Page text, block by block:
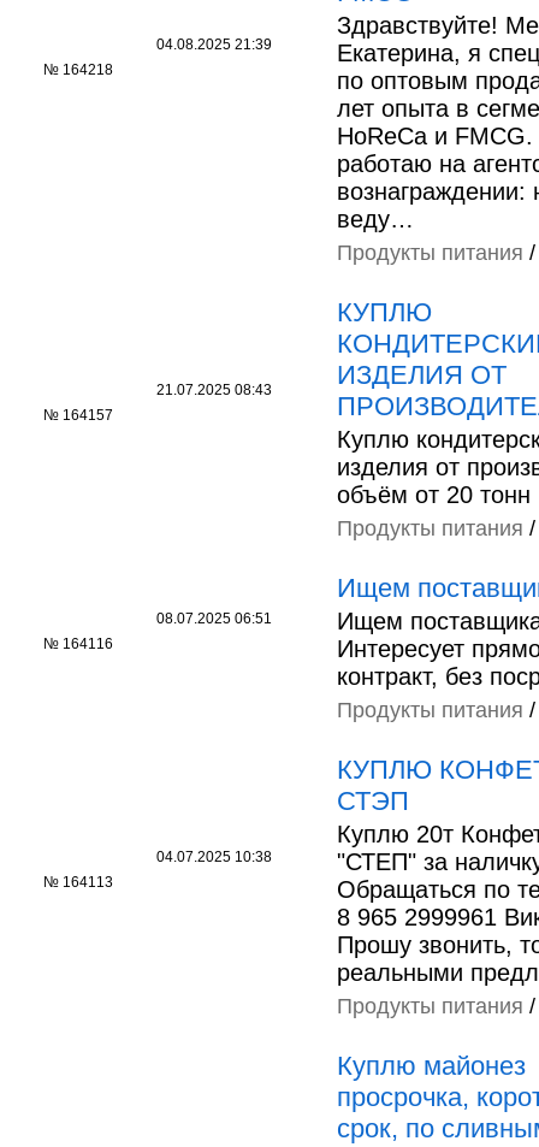
№ 164218
04.08.2025 21:39
Здравствуйте!
Екатерина, я
по оптовым
лет опыта в
HoReCa и
работаю на
вознаграждении:
веду…
Продукты питания
№ 164157
21.07.2025 08:43
КУПЛЮ
ИЗДЕЛИЯ ОТ
Куплю
изделия от
объём от 20 тонн
Продукты питания
№ 164116
08.07.2025 06:51
Ищем
Ищем
Интересует
контракт, без
Продукты питания
№ 164113
04.07.2025 10:38
КУПЛЮ
СТЭП
Куплю 20т
"СТЕП" за
Обращаться по
8 965 2999961
Прошу звонить,
реальными
Продукты питания
Куплю майонез
просрочка,
срок, по